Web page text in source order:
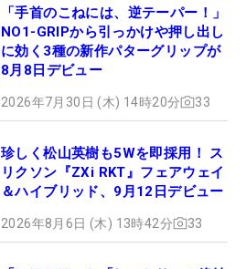
「手首のこねには、逆テーパー！」
NO1-GRIPから引っかけや押し出し
に効く3種の新作パターグリップが
8月8日デビュー
2026年7月30日 (木) 14時20分 33
珍しく松山英樹も5Wを即採用！ ス
リクソン『ZXi RKT』フェアウェイ
＆ハイブリッド、9月12日デビュー
2026年8月6日 (木) 13時42分 33